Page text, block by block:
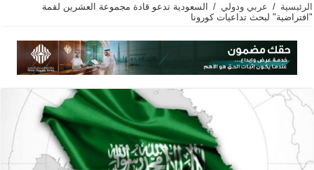
الرئيسية / عربي ودولي /
السعودية تدعو قادة مجموعة العشرين لقمة
"افتراضية" لبحث تداعيات كورونا